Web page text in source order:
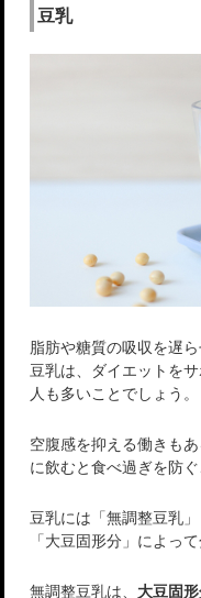
豆乳
脂肪や糖質の吸収を遅
豆乳は、ダイエットを
人も多いことでしょう。
空腹感を抑える働きも
に飲むと食べ過ぎを防ぐ
豆乳には「無調整豆乳
「大豆固形分」によっ
無調整豆乳は、 大豆固